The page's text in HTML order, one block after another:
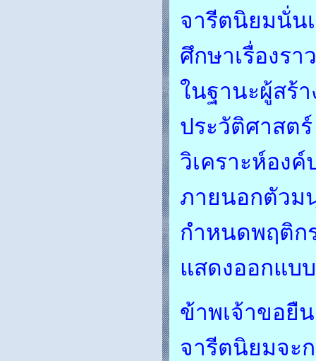
จารีตนิยมนั่น
ศึกษาเรื่องร
ในฐานะผู้สร้
ประวัติศาสต
วิเคราะห์อง
ภายนอกตัวม
กำหนดพฤติก
แสดงออกแบ
ข้าพเจ้าขอยื
จารีตนิยมจะ